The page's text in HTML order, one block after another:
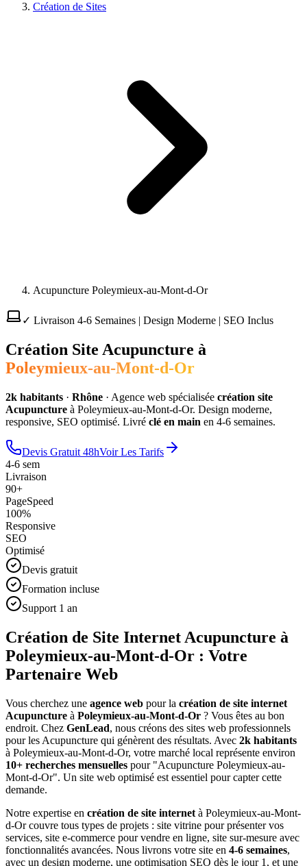
Création de Sites
Acupuncture Poleymieux-au-Mont-d-Or
✓ Livraison 4-6 Semaines | Design Moderne | SEO Inclus
Création Site Acupuncture à
Poleymieux-au-Mont-d-Or
2k habitants · Rhône · Agence web spécialisée création site
Acupuncture à Poleymieux-au-Mont-d-Or. Design moderne,
responsive, SEO optimisé. Livré clé en main en 4-6 semaines.
Devis Gratuit 48hVoir Les Tarifs
4-6 sem
Livraison
90+
PageSpeed
100%
Responsive
SEO
Optimisé
Devis gratuit
Formation incluse
Support 1 an
Création de Site Internet Acupuncture à
Poleymieux-au-Mont-d-Or : Votre
Partenaire Web
Vous cherchez une agence web pour la création de site internet
Acupuncture à Poleymieux-au-Mont-d-Or ? Vous êtes au bon
endroit. Chez GenLead, nous créons des sites web professionnels
pour les Acupuncture qui génèrent des résultats. Avec 2k habitants
à Poleymieux-au-Mont-d-Or, votre marché local représente environ
10+ recherches mensuelles pour "Acupuncture Poleymieux-au-
Mont-d-Or". Un site web optimisé est essentiel pour capter cette
demande.
Notre expertise en création de site internet à Poleymieux-au-Mont-
d-Orcouvre tous types de projets : site vitrine pour présenter vos
services, site e-commerce pour vendre en ligne, site sur-mesure avec
fonctionnalités avancées. Nous livrons votre site en 4-6 semaines,
avec un design moderne, une optimisation SEO dès le jour 1, et une